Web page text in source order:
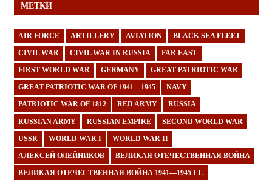
МЕТКИ
AIR FORCE ARTILLERY AVIATION BLACK SEA FLEET
CIVIL WAR CIVIL WAR IN RUSSIA FAR EAST
FIRST WORLD WAR GERMANY GREAT PATRIOTIC WAR
GREAT PATRIOTIC WAR OF 1941—1945 NAVY
PATRIOTIC WAR OF 1812 RED ARMY RUSSIA
RUSSIAN ARMY RUSSIAN EMPIRE SECOND WORLD WAR
USSR WORLD WAR I WORLD WAR II
АЛЕКСЕЙ ОЛЕЙНИКОВ ВЕЛИКАЯ ОТЕЧЕСТВЕННАЯ ВОЙНА
ВЕЛИКАЯ ОТЕЧЕСТВЕННАЯ ВОЙНА 1941—1945 ГГ.